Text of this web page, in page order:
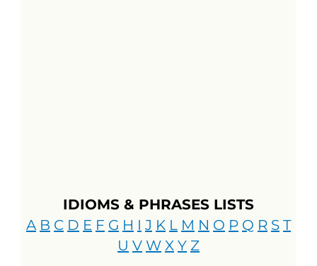
IDIOMS & PHRASES LISTS
A B C D E F G H I J K L M N O P Q R S T
U V W X Y Z